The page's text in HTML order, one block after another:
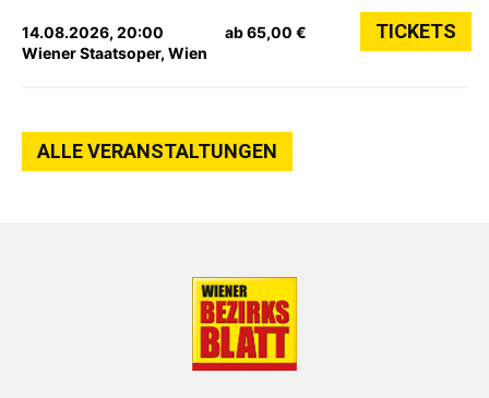
14.08.2026, 20:00
Wiener Staatsoper, Wien
ab 65,00 € TICKETS
ALLE VERANSTALTUNGEN